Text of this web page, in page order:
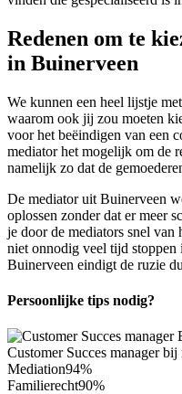
Redenen om te
in Buinerveen
We kunnen een heel lijstje
waarom ook jij zou moeten
voor het beëindigen van een
mediator het mogelijk om de
namelijk zo dat de
De mediator uit Buinerveen
oplossen zonder dat er meer
je door de mediators snel
niet onnodig veel tijd
Buinerveen eindigt de ruzie
Persoonlijke tips nodig?
Customer Succes manager
Mediation94%
Familierecht90%